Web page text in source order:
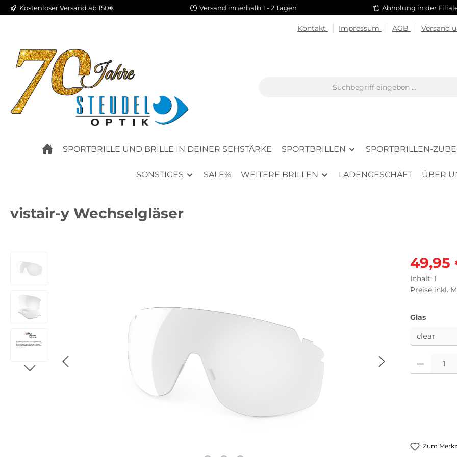
Hauptinhalt springen
Zur Suche springen
Zur Hauptnavigation springen
Kostenloser Versand ab 150€ Versand innerhalb 1 - 2 Tagen Abholung in der
Kontakt Impressum AGB Versand
SPORTBRILLE UND BRILLE IN DEINER SEHSTÄRKE SPORTBRILLEN SPORTBRILLEN-
SONSTIGES SALE% WEITERE BRILLEN LADENGESCHÄFT ÜBER
vistair-y Wechselgläser
49,95
Inhalt: 1
Preise inkl.
Glas
Produkt
Zum